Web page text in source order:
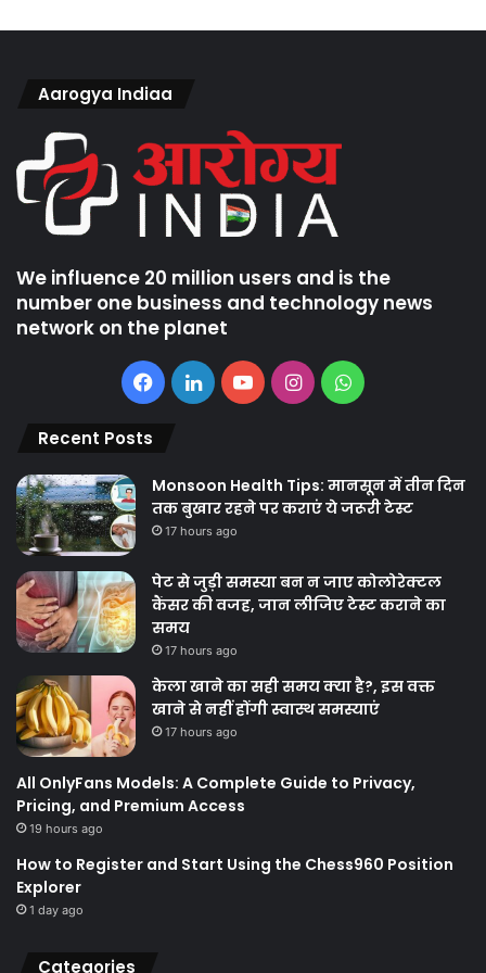
Aarogya Indiaa
We influence 20 million users and is the
number one business and technology news
network on the planet
Facebook
LinkedInYouTubeInstagramWhatsApp
Recent Posts
Monsoon Health Tips: मानसून में तीन दिन
तक बुखार रहने पर कराएं ये जरूरी टेस्ट
17 hours ago
पेट से जुड़ी समस्या बन न जाए कोलोरेक्टल
कैंसर की वजह, जान लीजिए टेस्ट कराने का
समय
17 hours ago
केला खाने का सही समय क्‍या है?, इस वक्त
खाने से नहीं होंगी स्वास्थ समस्याएं
17 hours ago
All OnlyFans Models: A Complete Guide to Privacy,
Pricing, and Premium Access
19 hours ago
How to Register and Start Using the Chess960 Position
Explorer
1 day ago
Categories